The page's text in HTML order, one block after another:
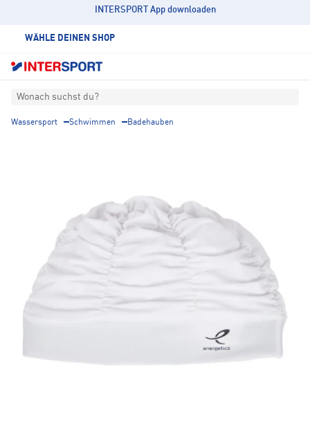
INTERSPORT App downloaden
WÄHLE DEINEN SHOP
Wonach suchst du?
Wassersport Schwimmen Badehauben